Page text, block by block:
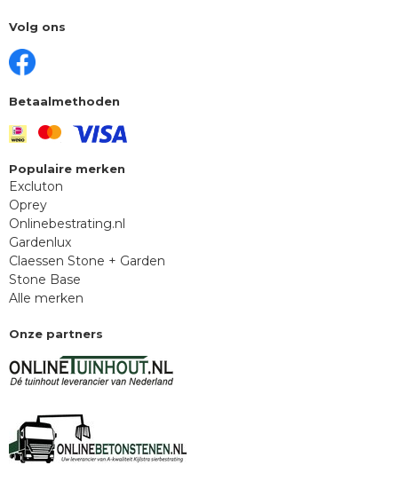
Volg ons
Betaalmethoden
Populaire merken
Excluton
Oprey
Onlinebestrating.nl
Gardenlux
Claessen Stone + Garden
Stone Base
Alle merken
Onze partners